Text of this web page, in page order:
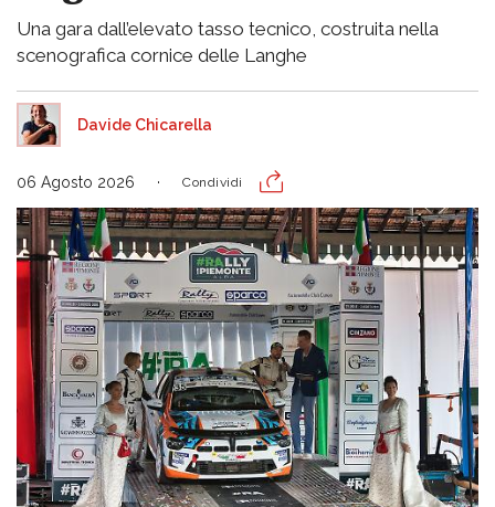
Una gara dall’elevato tasso tecnico, costruita nella
scenografica cornice delle Langhe
Davide Chicarella
06 Agosto 2026 Condividi